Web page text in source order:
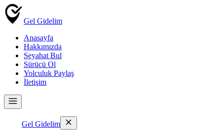
Gel Gidelim
Anasayfa
Hakkımızda
Seyahat Bul
Sürücü Ol
Yolculuk Paylaş
İletişim
Gel Gidelim